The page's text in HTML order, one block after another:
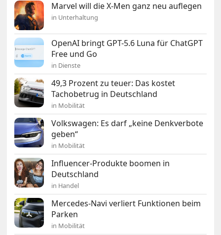
Marvel will die X-Men ganz neu auflegen
in Unterhaltung
OpenAI bringt GPT-5.6 Luna für ChatGPT
Free und Go
in Dienste
49,3 Prozent zu teuer: Das kostet
Tachobetrug in Deutschland
in Mobilität
Volkswagen: Es darf „keine Denkverbote
geben“
in Mobilität
Influencer-Produkte boomen in
Deutschland
in Handel
Mercedes-Navi verliert Funktionen beim
Parken
in Mobilität